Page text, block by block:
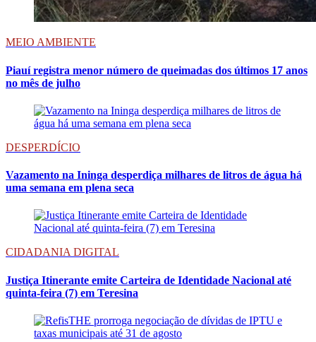
MEIO AMBIENTE
Piauí registra menor número de queimadas dos últimos 17 anos
no mês de julho
DESPERDÍCIO
Vazamento na Ininga desperdiça milhares de litros de água há
uma semana em plena seca
CIDADANIA DIGITAL
Justiça Itinerante emite Carteira de Identidade Nacional até
quinta-feira (7) em Teresina